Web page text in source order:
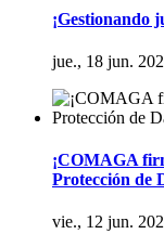
¡Gestionando
jue., 18 jun.
¡COMAGA
Protección de
vie., 12 jun.